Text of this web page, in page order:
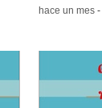
-hace un mes-